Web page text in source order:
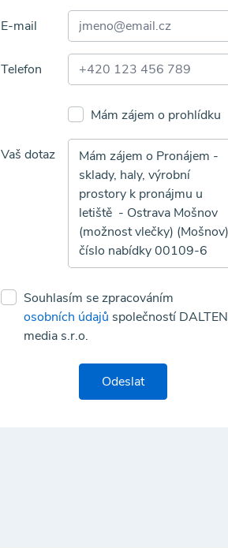
E-mail
Telefon
Mám zájem o prohlídku
Vaš dotaz
Souhlasím se zpracováním
osobních údajů společností DALTEN
media s.r.o.
Odeslat